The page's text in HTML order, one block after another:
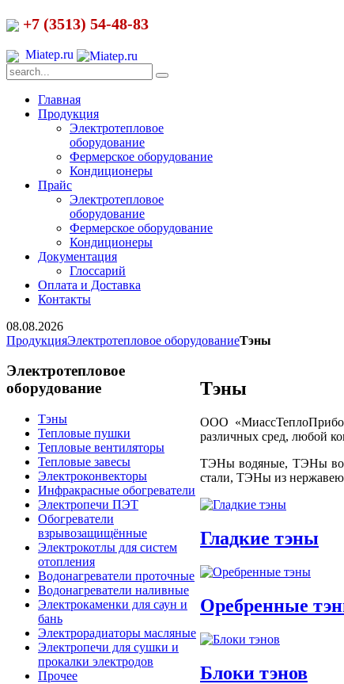
+7 (3513) 54-48-83
Miatep.ru
Главная
Продукция
Электротепловое
оборудование
Фермерское оборудование
Кондиционеры
Прайс
Электротепловое
оборудование
Фермерское оборудование
Кондиционеры
Документация
Глоссарий
Оплата и Доставка
Контакты
08.08.2026
ПродукцияЭлектротепловое оборудованиеТэны
Тэны
ООО
различных сред, любой
ТЭНы водяные, ТЭНы
стали, ТЭНы из
Гладкие тэны
Оребренные
Блоки тэнов
Электротепловое
оборудование
Тэны
Тепловые пушки
Тепловые вентиляторы
Тепловые завесы
Электроконвекторы
Инфракрасные обогреватели
Электропечи ПЭТ
Обогреватели
взрывозащищённые
Электрокотлы для систем
отопления
Водонагреватели проточные
Водонагреватели наливные
Электрокаменки для саун и
бань
Электрорадиаторы масляные
Электропечи для сушки и
прокалки электродов
Прочее